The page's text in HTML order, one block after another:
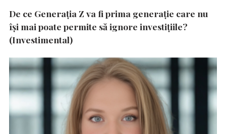
De ce Generația Z va fi prima generație care nu
își mai poate permite să ignore investițiile?
(Investimental)